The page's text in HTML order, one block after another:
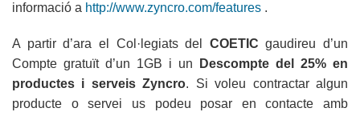
informació a http://www.zyncro.com/features .
A partir d’ara el Col·legiats del COETIC gaudireu d’un
Compte gratuït d’un 1GB i un
Descompte del 25% en
productes i serveis Zyncro. Si voleu contractar algun
producte o servei us podeu posar en contacte amb